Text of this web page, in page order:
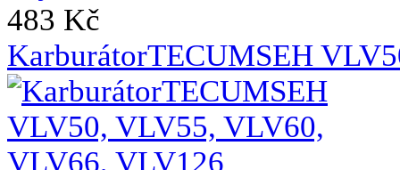
483 Kč
KarburátorTECUMSEH